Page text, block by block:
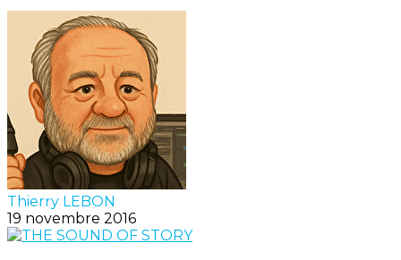
Thierry LEBON
19 novembre 2016